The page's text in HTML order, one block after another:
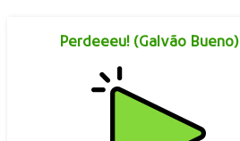
Perdeeeu! (Galvão Bueno)